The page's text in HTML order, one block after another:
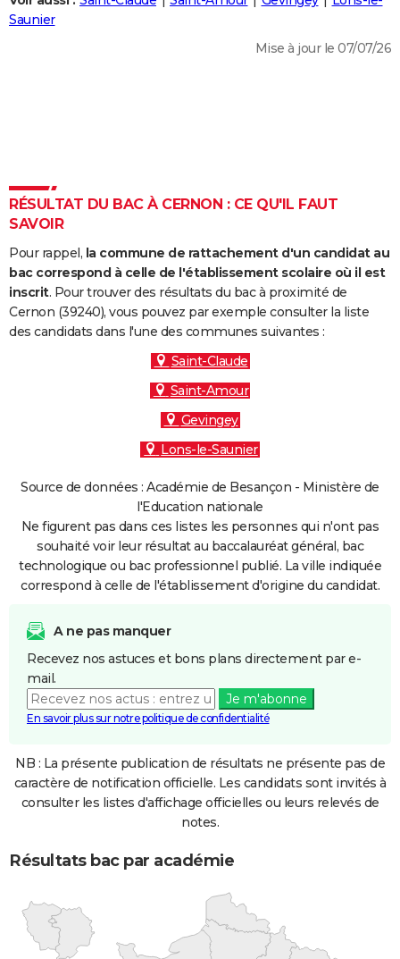
Destinations
City break
Voyage nature
Voyage de noces
Forum
Climat
+
PHOTO
Dictionnaire
Biographies
Citations
Expressions
Proverbes
PROGRAMME TV
S'inscrire
Se connecter
Lycées
Collèges
Primaires
Universités
Entreprises
Service militaire
Avis de recherche
AVIS DE DÉCÈS
FORUM
Saunier
Mise à jour le 07/07/26
RÉSULTAT DU BAC À CERNON : CE QU'IL FAUT
SAVOIR
Pour rappel, la commune de rattachement d'un candidat au
bac correspond à celle de l'établissement scolaire où il est
inscrit. Pour trouver des résultats du bac à proximité de
Cernon (39240), vous pouvez par exemple consulter la liste
des candidats dans l'une des communes suivantes :
Saint-Claude
Saint-Amour
Gevingey
Lons-le-Saunier
Source de données : Académie de Besançon - Ministère de
l'Education nationale
Ne figurent pas dans ces listes les personnes qui n'ont pas
souhaité voir leur résultat au baccalauréat général, bac
technologique ou bac professionnel publié. La ville indiquée
correspond à celle de l'établissement d'origine du candidat.
A ne pas manquer
Recevez nos astuces et bons plans directement par e-
mail.
Je m'abonne
En savoir plus sur notre politique de confidentialité
NB : La présente publication de résultats ne présente pas de
caractère de notification officielle. Les candidats sont invités à
consulter les listes d'affichage officielles ou leurs relevés de
notes.
Résultats bac par académie